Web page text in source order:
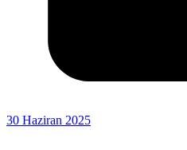
30 Haziran 2025